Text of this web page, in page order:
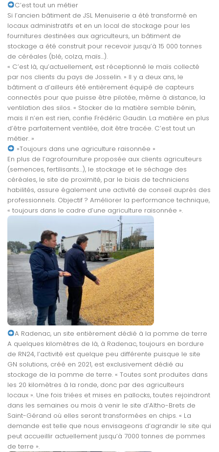
C’est tout un métier
Si l’ancien bâtiment de JSL Menuiserie a été transformé en
locaux administratifs et en un local de stockage pour les
fournitures destinées aux agriculteurs, un bâtiment de
stockage a été construit pour recevoir jusqu’à 15 000 tonnes
de céréales (blé, colza, maïs…).
« C’est là, qu’actuellement, est réceptionné le maïs collecté
par nos clients du pays de Josselin. » Il y a deux ans, le
bâtiment a d’ailleurs été entièrement équipé de capteurs
connectés pour que puisse être pilotée, même à distance, la
ventilation des silos. « Stocker de la matière semble bénin,
mais il n’en est rien, confie Frédéric Gaudin. La matière en plus
d’être parfaitement ventilée, doit être tracée. C’est tout un
métier. »
»Toujours dans une agriculture raisonnée »
En plus de l’agrofourniture proposée aux clients agriculteurs
(semences, fertilisants…), le stockage et le séchage des
céréales, le site de proximité, par le biais de techniciens
habilités, assure également une activité de conseil auprès des
professionnels. Objectif ? Améliorer la performance technique,
« toujours dans le cadre d’une agriculture raisonnée ».
A Radenac, un site entièrement dédié à la pomme de terre
A quelques kilomètres de là, à Radenac, toujours en bordure
de RN24, l’activité est quelque peu différente puisque le site
GN solutions, créé en 2021, est exclusivement dédié au
stockage de la pomme de terre. « Toutes sont produites dans
les 20 kilomètres à la ronde, donc par des agriculteurs
locaux ». Une fois triées et mises en pallocks, toutes rejoindront
dans les semaines ou mois à venir le site d’Altho-Brets de
Saint-Gérand où elles seront transformées en chips. « La
demande est telle que nous envisageons d’agrandir le site qui
peut accueillir actuellement jusqu’à 7000 tonnes de pommes
de terre ».